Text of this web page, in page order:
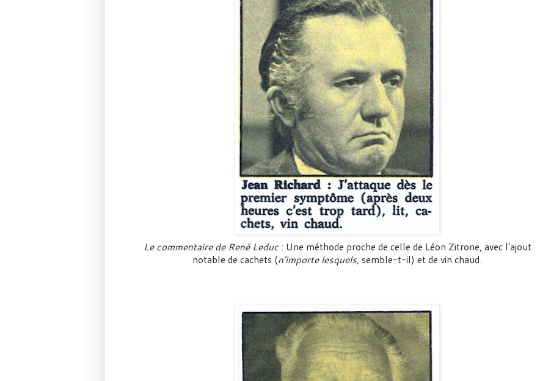
Le commentaire de René Leduc: Une méthode proche de celle de Léon Zitrone, avec l'ajout
notable de cachets (n'importe lesquels, semble-t-il) et de vin chaud.